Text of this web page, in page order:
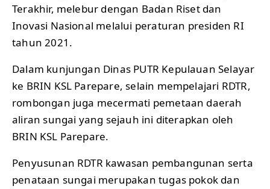
Terakhir, melebur dengan Badan Riset dan
Inovasi Nasional melalui peraturan presiden RI
tahun 2021.
Dalam kunjungan Dinas PUTR Kepulauan Selayar
ke BRIN KSL Parepare, selain mempelajari RDTR,
rombongan juga mecermati pemetaan daerah
aliran sungai yang sejauh ini diterapkan oleh
BRIN KSL Parepare.
Penyusunan RDTR kawasan pembangunan serta
penataan sungai merupakan tugas pokok dan